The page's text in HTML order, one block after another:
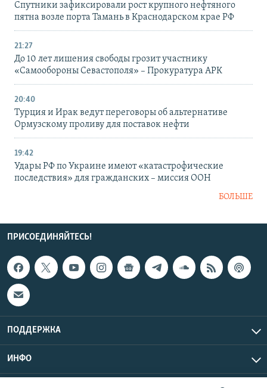
Спутники зафиксировали рост крупного нефтяного
пятна возле порта Тамань в Краснодарском крае РФ
21:27
До 10 лет лишения свободы грозит участнику
«Самообороны Севастополя» – Прокуратура АРК
20:40
Турция и Ирак ведут переговоры об альтернативе
Ормузскому проливу для поставок нефти
19:42
Удары РФ по Украине имеют «катастрофические
последствия» для гражданских – миссия ООН
БОЛЬШЕ
ПРИСОЕДИНЯЙТЕСЬ!
ПОДДЕРЖКА
ИНФО